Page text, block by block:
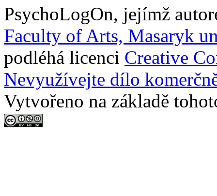
PsychoLogOn, jejímž
Faculty of Arts, Masaryk
podléhá licenci Creative
Nevyužívejte dílo
Vytvořeno na základě